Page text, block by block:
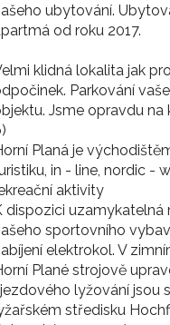
ubytování.
od roku 2017.
klidná lokalita jak
Parkování
Jsme opravdu
Planá je
in - line, nordic -
aktivity
dispozici uzamykatelná
sportovního
elektrokol. V
Plané strojově
lyžování jsou
středisku